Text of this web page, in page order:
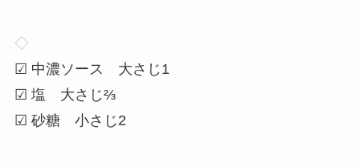
◇
☑ 中濃ソース 大さじ1
☑ 塩 大さじ⅔
☑ 砂糖 小さじ2